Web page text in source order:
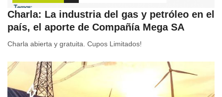
Charla: La industria del gas y petróleo en el
país, el aporte de Compañía Mega SA
Charla abierta y gratuita. Cupos Limitados!